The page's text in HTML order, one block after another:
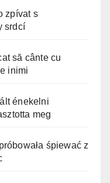
zpívat s
srdcí
să cânte cu
inimi
énekelni
meg
śpiewać z